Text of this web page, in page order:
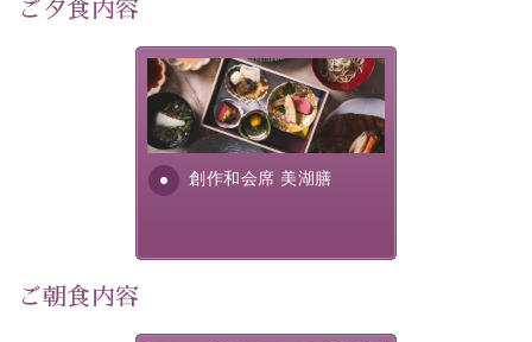
30項目以上からなる独自の衛生・消毒プログラムの基、
---------------------------------------------
・記念写真＆オリジナル【フォトフレームカード】プレ
思い出デザートプレート付き
・諏訪大社4社を巡る無料参拝バス（事前予約制）
・館内着をご用意
・就寝用パジャマをご用意
ご夕食内容
創作和会席 美湖膳
美湖膳とは諏訪の地で特別を
提供する為に料理長・神原 裕
明が考え出した創作和会席で
す。美しい諏訪湖の幸...
ご朝食内容